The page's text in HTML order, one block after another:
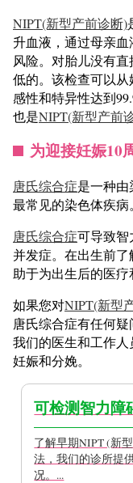
NIPT(新型产前诊断)
升血液，通过母亲
风险。对胎儿没有
低的。该检查可以
感性和特异性达到
也是NIPT(新型产前
为迎接妊娠10
唐氏综合症是一种
最常见的染色体疾病。
唐氏综合症可导致智
并发症。在出生前了
助于为出生后的医疗
如果您对NIPT(新型
唐氏综合症有任何疑
我们的医生和工作
妊娠和分娩。
了解早期NIPT (新
法，我们的诊所提
况。...